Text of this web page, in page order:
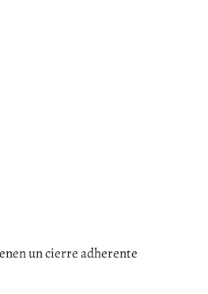
un cierre adherente